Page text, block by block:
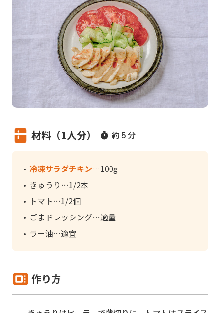
材料（1人分） 約 5分
冷凍サラダチキン
100g
きゅうり
1/2本
トマト
1/2個
ごまドレッシング
適量
ラー油
適宜
作り方